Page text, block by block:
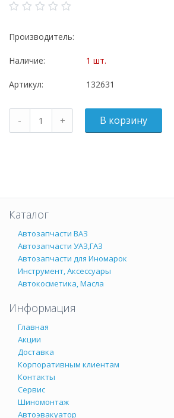
Производитель:
Наличие: 1 шт.
Артикул: 132631
Каталог
Автозапчасти ВАЗ
Автозапчасти УАЗ,ГАЗ
Автозапчасти для Иномарок
Инструмент, Аксессуары
Автокосметика, Масла
Информация
Главная
Акции
Доставка
Корпоративным клиентам
Контакты
Сервис
Шиномонтаж
Автоэвакуатор